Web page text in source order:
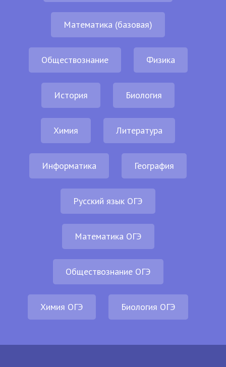
Математика (базовая)
Обществознание Физика
История Биология
Химия Литература
Информатика География
Русский язык ОГЭ
Математика ОГЭ
Обществознание ОГЭ
Химия ОГЭ Биология ОГЭ